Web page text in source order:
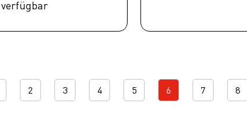
verfügbar
2 3 4 5 6 7 8